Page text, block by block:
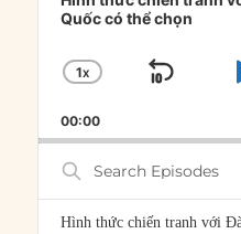
Quốc có thể chọn
CHANGE
RATE
1X
SKIP
00:00
Search
Episodes
Hình thức chiến tranh với